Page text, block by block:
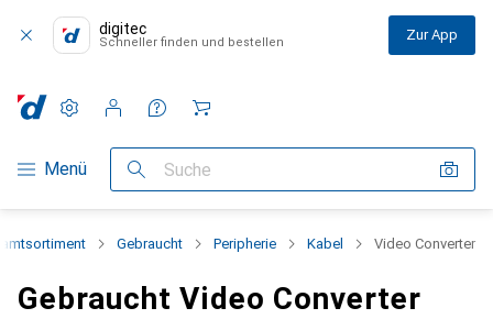
digitec
Schneller finden und bestellen Zur App
Navigation nach Kategorien
Menü Suche
Einstellungen
Kundenkonto
Vergleichslisten
Merklisten
Warenkorb
Gebraucht Peripherie Kabel Video Converter
Gebraucht Video Converter